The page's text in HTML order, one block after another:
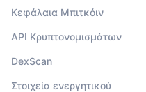
Κεφάλαια Μπιτκόιν
API Κρυπτονομισμάτων
DexScan
Στοιχεία ενεργητικού